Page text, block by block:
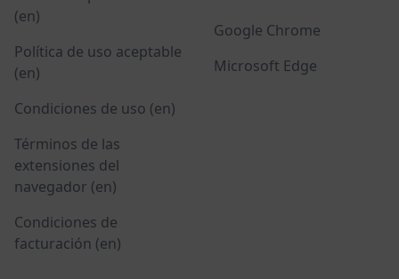
(en)
Política de uso aceptable
(en)
Condiciones de uso (en)
Términos de las
extensiones del
navegador (en)
Condiciones de
facturación (en)
Google Chrome
Microsoft Edge